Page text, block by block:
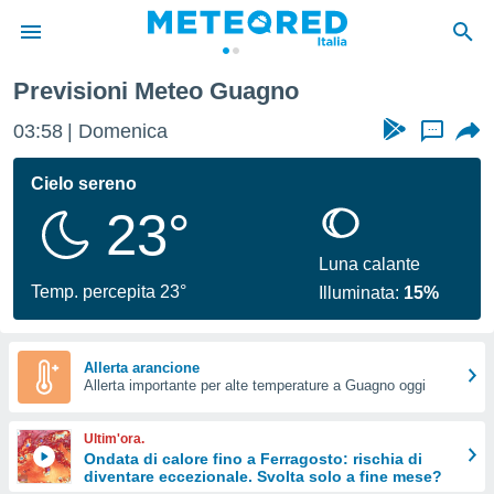
di
per
le
di
Web
le
Previsioni Meteo Guagno
03:58 Domenica ...
Cielo sereno
23°
Temp. percepita 23°
Luna calante
Illuminata: 15%
Allerta arancione
Allerta importante per alte temperature a Guagno oggi
Ultim'ora.
Ondata di calore fino a Ferragosto: rischia di
diventare eccezionale. Svolta solo a fine mese?